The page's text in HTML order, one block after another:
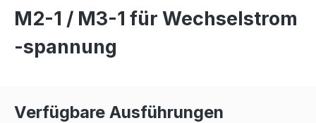
M2-1 / M3-1 für Wechselstrom
-spannung
Verfügbare Ausführungen